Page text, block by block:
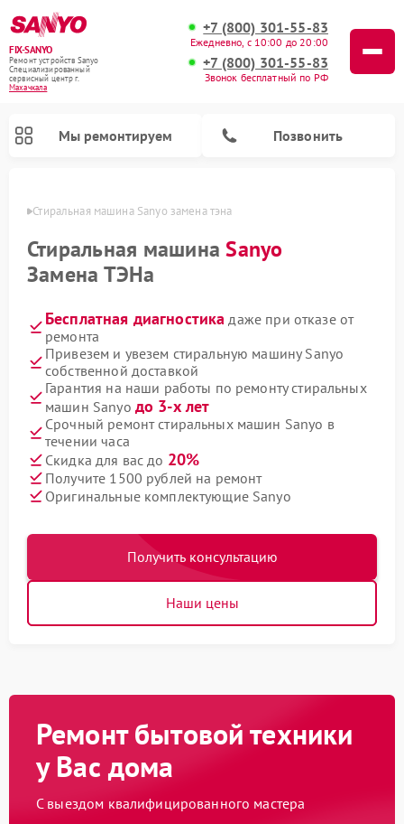
FIX-SANYO
Ремонт устройств Sanyo
Специализированный
cервисный центр г.
Махачкала
+7 (800) 301-55-83
Ежедневно, с 10:00 до 20:00
+7 (800) 301-55-83
Звонок бесплатный по РФ
Мы ремонтируем Позвонить
Стиральная машина Sanyo замена тэна
Стиральная машинаSanyo
Замена ТЭНа
Бесплатная диагностика даже при отказе от
ремонта
Привезем и увезем стиральную машину Sanyo
собственной доставкой
Гарантия на наши работы по ремонту стиральных
машин Sanyo до 3-х лет
Срочный ремонт стиральных машин Sanyo в
течении часа
Скидка для вас до 20%
Получите 1500 рублей на ремонт
Оригинальные комплектующие Sanyo
Получить консультацию
Наши цены
Ремонт бытовой техники
у Вас дома
С выездом квалифицированного мастера